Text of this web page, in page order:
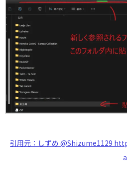
引用元：しずめ @Shizume1129